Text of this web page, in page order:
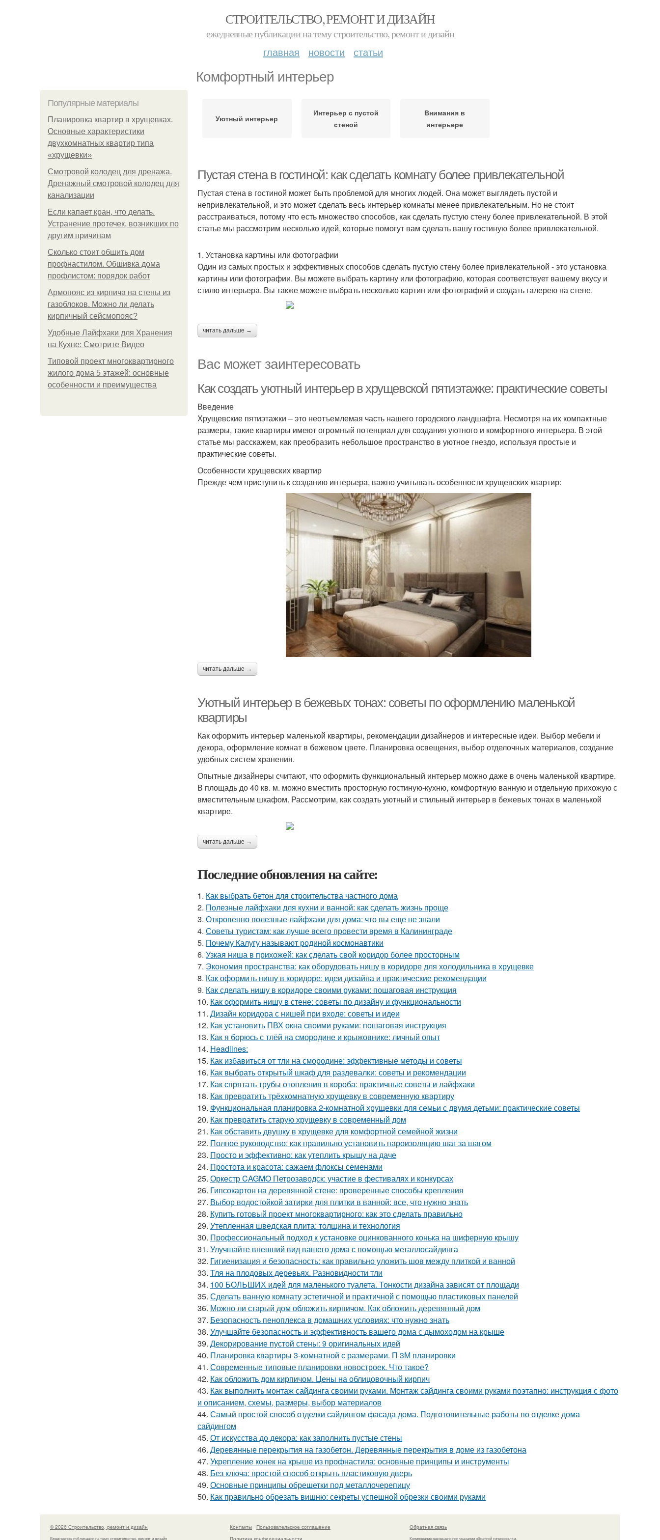
СТРОИТЕЛЬСТВО, РЕМОНТ И ДИЗАЙН
ежедневные публикации на тему строительство, ремонт и дизайн
главная новости статьи
Комфортный интерьер
Популярные материалы
Планировка квартир в хрущевках.
Основные характеристики
двухкомнатных квартир типа
«хрущевки»
Смотровой колодец для дренажа.
Дренажный смотровой колодец для
канализации
Если капает кран, что делать.
Устранение протечек, возникших по
другим причинам
Сколько стоит обшить дом
профнастилом. Обшивка дома
профлистом: порядок работ
Армопояс из кирпича на стены из
газоблоков. Можно ли делать
кирпичный сейсмопояс?
Удобные Лайфхаки для Хранения
на Кухне: Смотрите Видео
Типовой проект многоквартирного
жилого дома 5 этажей: основные
особенности и преимущества
Уютный интерьер
Интерьер с пустой
стеной
Внимания в
интерьере
Пустая стена в гостиной: как сделать комнату более привлекательной
Пустая стена в гостиной может быть проблемой для многих людей. Она может выглядеть пустой и
непривлекательной, и это может сделать весь интерьер комнаты менее привлекательным. Но не стоит
расстраиваться, потому что есть множество способов, как сделать пустую стену более привлекательной. В этой
статье мы рассмотрим несколько идей, которые помогут вам сделать вашу гостиную более привлекательной.
1. Установка картины или фотографии
Один из самых простых и эффективных способов сделать пустую стену более привлекательной - это установка
картины или фотографии. Вы можете выбрать картину или фотографию, которая соответствует вашему вкусу и
стилю интерьера. Вы также можете выбрать несколько картин или фотографий и создать галерею на стене.
читать дальше →
Вас может заинтересовать
Как создать уютный интерьер в хрущевской пятиэтажке: практические советы
Введение
Хрущевские пятиэтажки – это неотъемлемая часть нашего городского ландшафта. Несмотря на их компактные
размеры, такие квартиры имеют огромный потенциал для создания уютного и комфортного интерьера. В этой
статье мы расскажем, как преобразить небольшое пространство в уютное гнездо, используя простые и
практические советы.
Особенности хрущевских квартир
Прежде чем приступить к созданию интерьера, важно учитывать особенности хрущевских квартир:
читать дальше →
Уютный интерьер в бежевых тонах: советы по оформлению маленькой
квартиры
Как оформить интерьер маленькой квартиры, рекомендации дизайнеров и интересные идеи. Выбор мебели и
декора, оформление комнат в бежевом цвете. Планировка освещения, выбор отделочных материалов, создание
удобных систем хранения.
Опытные дизайнеры считают, что оформить функциональный интерьер можно даже в очень маленькой квартире.
В площадь до 40 кв. м. можно вместить просторную гостиную-кухню, комфортную ванную и отдельную прихожую с
вместительным шкафом. Рассмотрим, как создать уютный и стильный интерьер в бежевых тонах в маленькой
квартире.
читать дальше →
Последние обновления на сайте:
1. Как выбрать бетон для строительства частного дома
2. Полезные лайфхаки для кухни и ванной: как сделать жизнь проще
3. Откровенно полезные лайфхаки для дома: что вы еще не знали
4. Советы туристам: как лучше всего провести время в Калининграде
5. Почему Калугу называют родиной космонавтики
6. Узкая ниша в прихожей: как сделать свой коридор более просторным
7. Экономия пространства: как оборудовать нишу в коридоре для холодильника в хрущевке
8. Как оформить нишу в коридоре: идеи дизайна и практические рекомендации
9. Как сделать нишу в коридоре своими руками: пошаговая инструкция
10. Как оформить нишу в стене: советы по дизайну и функциональности
11. Дизайн коридора с нишей при входе: советы и идеи
12. Как установить ПВХ окна своими руками: пошаговая инструкция
13. Как я борюсь с тлёй на смородине и крыжовнике: личный опыт
14. Headlines:
15. Как избавиться от тли на смородине: эффективные методы и советы
16. Как выбрать открытый шкаф для раздевалки: советы и рекомендации
17. Как спрятать трубы отопления в короба: практичные советы и лайфхаки
18. Как превратить трёхкомнатную хрущевку в современную квартиру
19. Функциональная планировка 2-комнатной хрущевки для семьи с двумя детьми: практические советы
20. Как превратить старую хрущевку в современный дом
21. Как обставить двушку в хрущевке для комфортной семейной жизни
22. Полное руководство: как правильно установить пароизоляцию шаг за шагом
23. Просто и эффективно: как утеплить крышу на даче
24. Простота и красота: сажаем флоксы семенами
25. Оркестр CAGMO Петрозаводск: участие в фестивалях и конкурсах
26. Гипсокартон на деревянной стене: проверенные способы крепления
27. Выбор водостойкой затирки для плитки в ванной: все, что нужно знать
28. Купить готовый проект многоквартирного: как это сделать правильно
29. Утепленная шведская плита: толщина и технология
30. Профессиональный подход к установке оцинкованного конька на шиферную крышу
31. Улучшайте внешний вид вашего дома с помощью металлосайдинга
32. Гигиенизация и безопасность: как правильно уложить шов между плиткой и ванной
33. Тля на плодовых деревьях. Разновидности тли
34. 100 БОЛЬШИХ идей для маленького туалета. Тонкости дизайна зависят от площади
35. Сделать ванную комнату эстетичной и практичной с помощью пластиковых панелей
36. Можно ли старый дом обложить кирпичом. Как обложить деревянный дом
37. Безопасность пеноплекса в домашних условиях: что нужно знать
38. Улучшайте безопасность и эффективность вашего дома с дымоходом на крыше
39. Декорирование пустой стены: 9 оригинальных идей
40. Планировка квартиры 3-комнатной с размерами. П 3М планировки
41. Современные типовые планировки новостроек. Что такое?
42. Как обложить дом кирпичом. Цены на облицовочный кирпич
43. Как выполнить монтаж сайдинга своими руками. Монтаж сайдинга своими руками поэтапно: инструкция с фото
и описанием, схемы, размеры, выбор материалов
44. Самый простой способ отделки сайдингом фасада дома. Подготовительные работы по отделке дома
сайдингом
45. От искусства до декора: как заполнить пустые стены
46. Деревянные перекрытия на газобетон. Деревянные перекрытия в доме из газобетона
47. Укрепление конек на крыше из профнастила: основные принципы и инструменты
48. Без ключа: простой способ открыть пластиковую дверь
49. Основные принципы обрешетки под металлочерепицу
50. Как правильно обрезать вишню: секреты успешной обрезки своими руками
© 2026 Строительство, ремонт и дизайн
Ежедневные публикации на тему строительство, ремонт и дизайн
Контакты
Пользовательское соглашение
Политика конфидециальности
Обратная связь
Копирование разрешено при указании обратной гиперссылки.